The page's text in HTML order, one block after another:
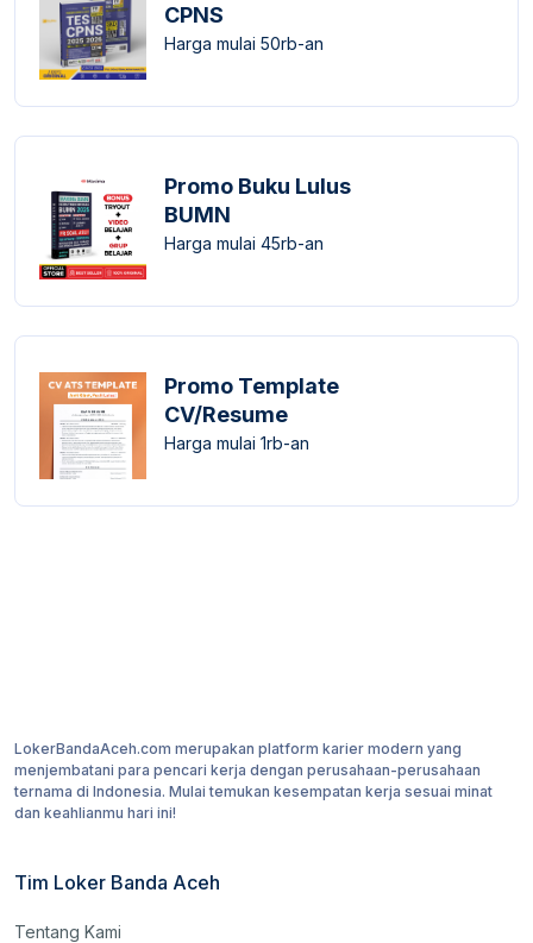
CPNS
Harga mulai 50rb-an
Promo Buku Lulus
BUMN
Harga mulai 45rb-an
Promo Template
CV/Resume
Harga mulai 1rb-an
LokerBandaAceh.com merupakan platform karier modern yang
menjembatani para pencari kerja dengan perusahaan-perusahaan
ternama di Indonesia. Mulai temukan kesempatan kerja sesuai minat
dan keahlianmu hari ini!
Tim Loker Banda Aceh
Tentang Kami